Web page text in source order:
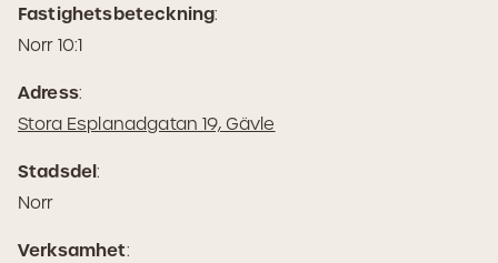
Fastighetsbeteckning:
Norr 10:1
Adress:
Stora Esplanadgatan 19, Gävle
Stadsdel:
Norr
Verksamhet: